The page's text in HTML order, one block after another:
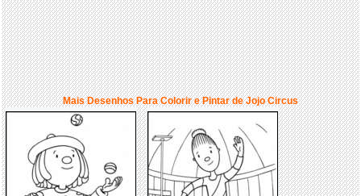
Mais Desenhos Para Colorir e Pintar de Jojo Circus